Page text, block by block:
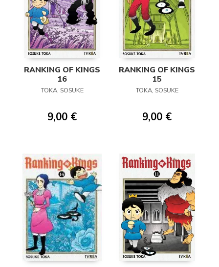
RANKING OF KINGS
16
TOKA, SOSUKE
9,00 €
RANKING OF KINGS
15
TOKA, SOSUKE
9,00 €